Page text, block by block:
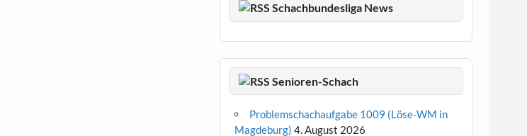
Schachbundesliga News
Senioren-Schach
Problemschachaufgabe 1009 (Löse-WM in
Magdeburg) 4. August 2026